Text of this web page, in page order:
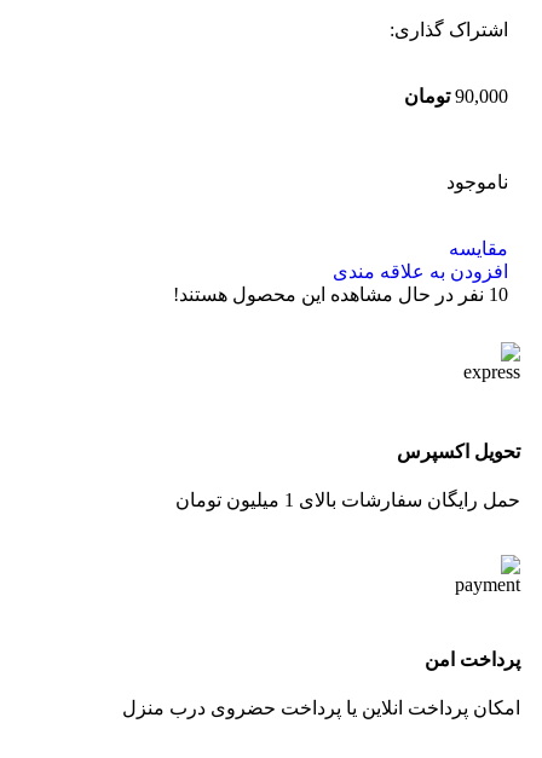
اشتراک گذاری:
90,000 تومان
ناموجود
مقایسه
افزودن به علاقه مندی
10 نفر در حال مشاهده این محصول هستند!
تحویل اکسپرس
حمل رایگان سفارشات بالای 1 میلیون تومان
پرداخت امن
امکان پرداخت انلاین یا پرداخت حضروی درب منزل